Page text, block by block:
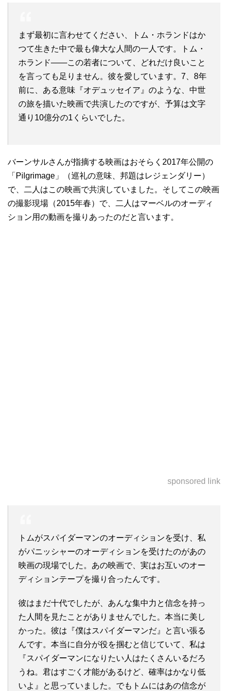
まず最初に言わせてください、トム・ホランドはか
つて生きた中で最も偉大な人間の一人です。トム・
ホランド――この若者について、どれだけ良いこと
を言っても足りません。彼を愛しています。7、8年
前に、ある意味『オデュッセイア』のような、中世
の旅を描いた映画で共演したのですが、予算は文字
通り10億分の1くらいでした。
バーンサルさんが指摘する映画はおそらく2017年公開の
「Pilgrimage」（巡礼の意味、邦題はレジェンダリー）
で、二人はこの映画で共演していました。そしてこの映画
の撮影現場（2015年春）で、二人はマーベルのオーディ
ション用の動画を撮りあったのだと言います。
sponsored link
トムがスパイダーマンのオーディションを受け、私
がパニッシャーのオーディションを受けたのがあの
映画の現場でした。あの映画で、実はお互いのオー
ディションテープを撮り合ったんです。
彼はまだ十代でしたが、あんな集中力と信念を持っ
た人間を見たことがありませんでした。本当に美し
かった。彼は『僕はスパイダーマンだ』と言い張る
んです。本当に自分が役を掴むと信じていて、私は
『スパイダーマンになりたい人はたくさんいるだろ
うね。君はすごく才能があるけど、確率はかなり低
いよ』と思っていました。でもトムにはあの信念が